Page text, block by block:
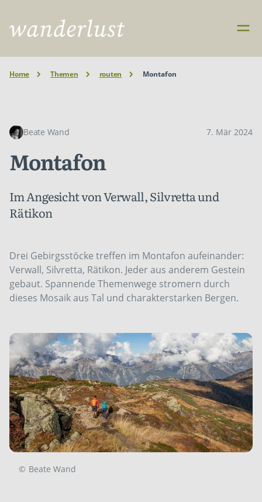
Home Themen routen Montafon
Beate Wand 7. Mär 2024
Montafon
Im Angesicht von Verwall, Silvretta und
Rätikon
Drei Gebirgsstöcke treffen im Montafon aufeinander:
Verwall, Silvretta, Rätikon. Jeder aus anderem Gestein
gebaut. Spannende Themenwege stromern durch
dieses Mosaik aus Tal und charakterstarken Bergen.
© Beate Wand